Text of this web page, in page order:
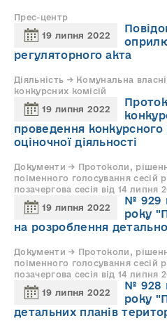
Прес-центр
19 липня 2022
регуляторного акта
Діяльність → Комунальна
конкурсних комісій
19 липня 2022
проведення конкурсного
оціночної діяльності
Документи → Протоколи,
поіменного голосування сесій
позачергова сесія від 14 липня
19 липня 2022
№ 929
року
на розроблення
Документи → Протоколи,
поіменного голосування сесій
позачергова сесія від 14 липня
19 липня 2022
№ 928
року
детальних планів